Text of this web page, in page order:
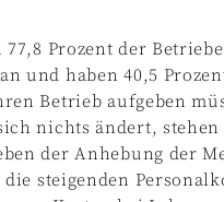
Prozent der
und haben 40,5
Betrieb aufgeben
nichts ändert,
der Anhebung der
steigenden